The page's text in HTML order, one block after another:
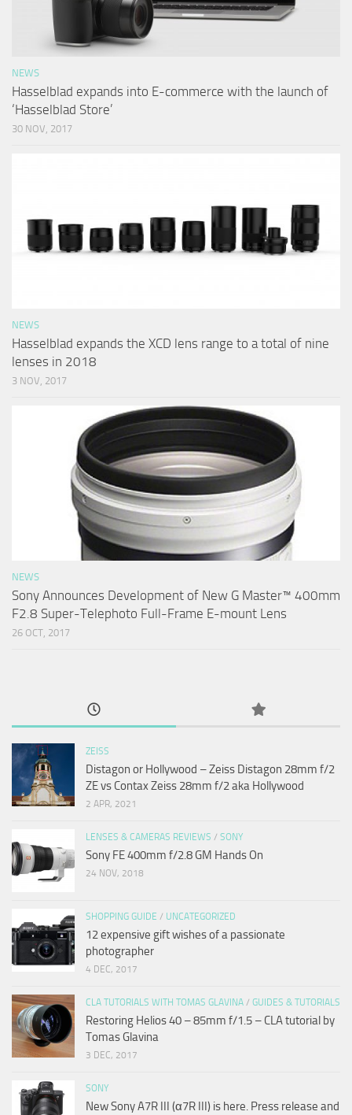
NEWS
Hasselblad expands into E-commerce with the launch of
‘Hasselblad Store’
30 NOV, 2017
NEWS
Hasselblad expands the XCD lens range to a total of nine
lenses in 2018
3 NOV, 2017
NEWS
Sony Announces Development of New G Master™ 400mm
F2.8 Super-Telephoto Full-Frame E-mount Lens
26 OCT, 2017
ZEISS
Distagon or Hollywood – Zeiss Distagon 28mm f/2
ZE vs Contax Zeiss 28mm f/2 aka Hollywood
2 APR, 2021
LENSES & CAMERAS REVIEWS / SONY
Sony FE 400mm f/2.8 GM Hands On
24 NOV, 2018
SHOPPING GUIDE / UNCATEGORIZED
12 expensive gift wishes of a passionate
photographer
4 DEC, 2017
CLA TUTORIALS WITH TOMAS GLAVINA / GUIDES & TUTORIALS
Restoring Helios 40 – 85mm f/1.5 – CLA tutorial by
Tomas Glavina
3 DEC, 2017
SONY
New Sony A7R III (α7R III) is here. Press release and